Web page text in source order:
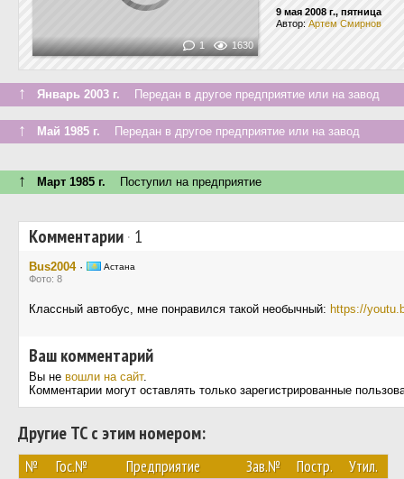
1 1630
9 мая 2008 г., пятница
Автор: Apтем Cмирнов
↑ Январь 2003 г. Передан в другое предприятие или на завод
↑ Май 1985 г. Передан в другое предприятие или на завод
↑ Март 1985 г. Поступил на предприятие
Комментарии· 1
Bus2004· Астана
Фото: 8
Классный автобус, мне понравился такой необычный: https://
Ваш комментарий
Вы не вошли на сайт.
Комментарии могут оставлять только зарегистрированные
Другие ТС с этим номером:
№ Гос.№ Предприятие Зав.№ Постр. Утил.